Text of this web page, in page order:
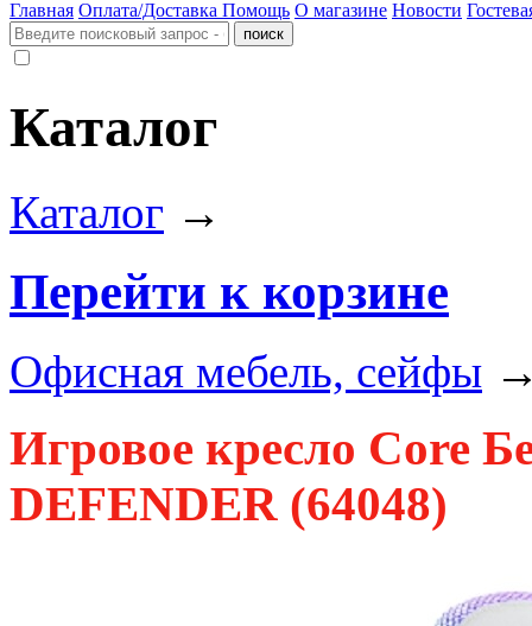
Главная Оплата/Доставка Помощь О магазине Новости
Каталог
Каталог →
Перейти к корзине
Офисная мебель, сейфы
Игровое кресло Core
DEFENDER (64048)